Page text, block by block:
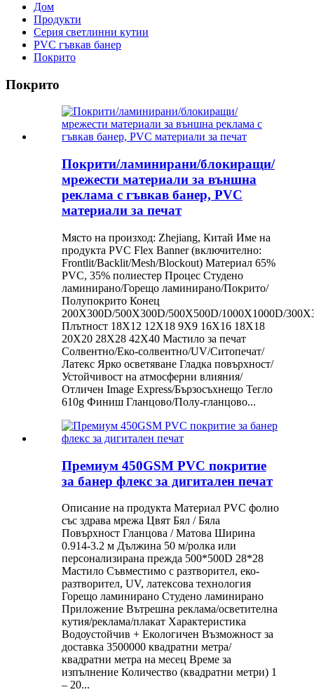
Дом
Продукти
Серия светлинни кутии
PVC гъвкав банер
Покрито
Покрито
Покрити/ламинирани/блокиращи/
мрежести материали за външна
реклама с гъвкав банер, PVC
материали за печат
Място на произход: Zhejiang, Китай Име на
продукта PVC Flex Banner (включително:
Frontlit/Backlit/Mesh/Blockout) Материал 65%
PVC, 35% полиестер Процес Студено
ламинирано/Горещо ламинирано/Покрито/
Полупокрито Конец
200X300D/500X300D/500X500D/1000X1000D/
Плътност 18X12 12X18 9X9 16X16 18X18
20X20 28X28 42X40 Мастило за печат
Солвентно/Еко-солвентно/UV/Ситопечат/
Латекс Ярко осветяване Гладка повърхност/
Устойчивост на атмосферни влияния/
Отличен Image Express/Бързосъхнещо Тегло
610g Финиш Гланцово/Полу-гланцово...
Премиум 450GSM PVC покритие
за банер флекс за дигитален печат
Описание на продукта Материал PVC фолио
със здрава мрежа Цвят Бял / Бяла
Повърхност Гланцова / Матова Ширина
0.914-3.2 м Дължина 50 м/ролка или
персонализирана прежда 500*500D 28*28
Мастило Съвместимо с разтворител, еко-
разтворител, UV, латексова технология
Горещо ламинирано Студено ламинирано
Приложение Вътрешна реклама/осветителна
кутия/реклама/плакат Характеристика
Водоустойчив + Екологичен Възможност за
доставка 3500000 квадратни метра/
квадратни метра на месец Време за
изпълнение Количество (квадратни метри) 1
– 20...